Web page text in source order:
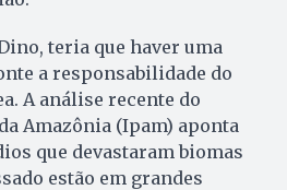
teria que haver uma
a responsabilidade do
A análise recente do
Amazônia (Ipam) aponta
que devastaram biomas
estão em grandes